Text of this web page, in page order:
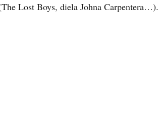
Lost Boys, diela Johna Carpentera…).